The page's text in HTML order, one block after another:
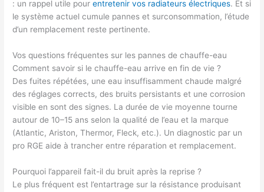
: un rappel utile pourentretenir vos radiateurs électriques. Et si
le système actuel cumule pannes et surconsommation, l’étude
d’un remplacement reste pertinente.
Vos questions fréquentes sur les pannes de chauffe-eau
Comment savoir si le chauffe-eau arrive en fin de vie ?
Des fuites répétées, une eau insuffisamment chaude malgré
des réglages corrects, des bruits persistants et une corrosion
visible en sont des signes. La durée de vie moyenne tourne
autour de 10–15 ans selon la qualité de l’eau et la marque
(Atlantic, Ariston, Thermor, Fleck, etc.). Un diagnostic par un
pro RGE aide à trancher entre réparation et remplacement.
Pourquoi l’appareil fait-il du bruit après la reprise ?
Le plus fréquent est l’entartrage sur la résistance produisant